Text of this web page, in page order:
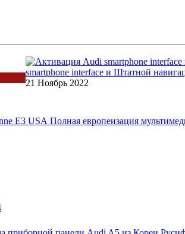
smartphone interface и Штатной
21 Ноябрь 2022
Полная европеизация